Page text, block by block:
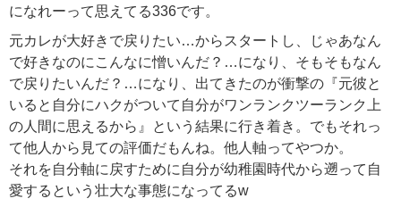
になれーって思えてる336です。
元カレが大好きで戻りたい…からスタートし、じゃあなん
で好きなのにこんなに憎いんだ？…になり、そもそもなん
で戻りたいんだ？…になり、出てきたのが衝撃の『元彼と
いると自分にハクがついて自分がワンランクツーランク上
の人間に思えるから』という結果に行き着き。でもそれっ
て他人から見ての評価だもんね。他人軸ってやつか。
それを自分軸に戻すために自分が幼稚園時代から遡って自
愛するという壮大な事態になってるw